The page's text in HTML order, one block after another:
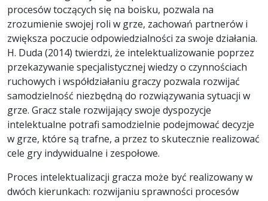
procesów toczących się na boisku, pozwala na
zrozumienie swojej roli w grze, zachowań partnerów i
zwiększa poczucie odpowiedzialności za swoje działania.
H. Duda (2014) twierdzi, że intelektualizowanie poprzez
przekazywanie specjalistycznej wiedzy o czynnościach
ruchowych i współdziałaniu graczy pozwala rozwijać
samodzielność niezbędną do rozwiązywania sytuacji w
grze. Gracz stale rozwijający swoje dyspozycje
intelektualne potrafi samodzielnie podejmować decyzje
w grze, które są trafne, a przez to skutecznie realizować
cele gry indywidualne i zespołowe.
Proces intelektualizacji gracza może być realizowany w
dwóch kierunkach: rozwijaniu sprawności procesów